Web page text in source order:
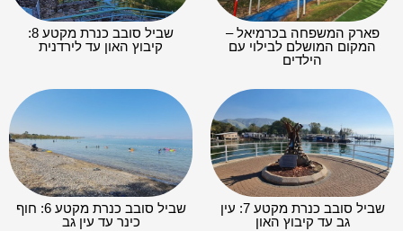
פארק המשפחה בכרמיאל –
המקום המושלם לבילוי עם
הילדים
שביל סובב כנרת מקטע 8:
קיבוץ האון עד לירדנית
שביל סובב כנרת מקטע 7: עין
גב עד קיבוץ האון
שביל סובב כנרת מקטע 6: חוף
כינר עד עין גב